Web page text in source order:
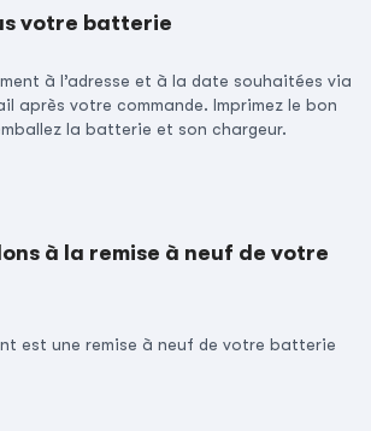
votre batterie
à l’adresse et à la date souhaitées via
après votre commande. Imprimez le bon
la batterie et son chargeur.
à la remise à neuf de votre
est une remise à neuf de votre batterie